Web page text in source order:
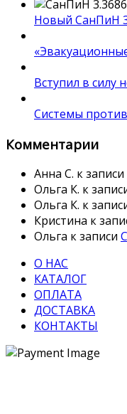
Новый СанПиН
Вступил в силу
Системы
Комментарии
Анна С. к записи
Ольга К. к
Ольга К. к
Кристина к
Ольга к записи
О НАС
КАТАЛОГ
ОПЛАТА
ДОСТАВКА
КОНТАКТЫ